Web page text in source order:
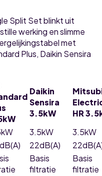
Split Set blinkt uit
werking en slimme
met
Plus, Daikin Sensira
Daikin
Sensira
3.5kW
HR
3.5kW
3.5kW
22dB(A)
Basis
filtratie
Basis
filtratie